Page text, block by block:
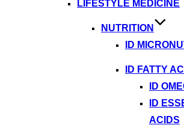
LIFESTYLE MEDICINE
NUTRITION
ID
ID FATTY
ID
ID
ACIDS